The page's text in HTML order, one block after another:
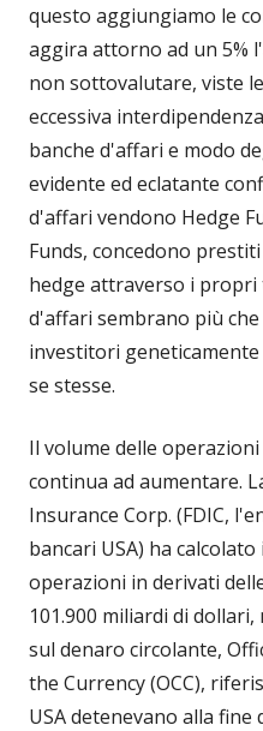
questo aggiungiamo le
aggira attorno ad un 5%
non sottovalutare, viste
eccessiva
banche d'affari e modo
evidente ed eclatante
d'affari vendono Hedge
Funds, concedono
hedge attraverso i propri
d'affari sembrano più
investitori
se stesse.
Il volume delle
continua ad aumentare.
Insurance Corp. (FDIC,
bancari USA) ha
operazioni in derivati
101.900 miliardi di
sul denaro circolante,
the Currency (OCC),
USA detenevano alla